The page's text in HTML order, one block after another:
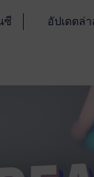
ซี อัปเดตล่